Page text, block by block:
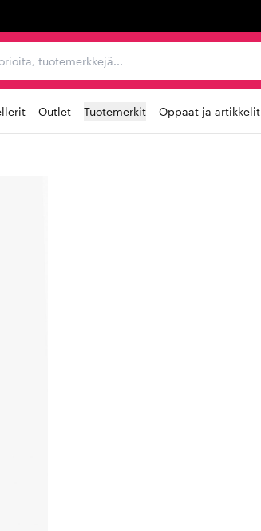
tuotemerkkejä...
Outlet Tuotemerkit Oppaat ja artikkelit